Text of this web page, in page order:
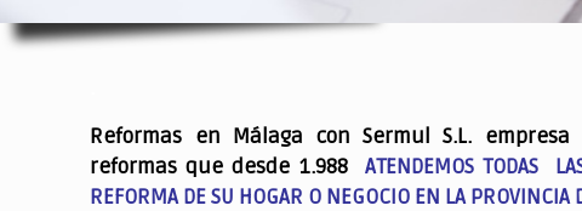
Reformas en Málaga con Sermul S.L.
reformas que desde 1.988 ATENDEMOS TODAS
REFORMA DE SU HOGAR O NEGOCIO EN LA PROVINCIA